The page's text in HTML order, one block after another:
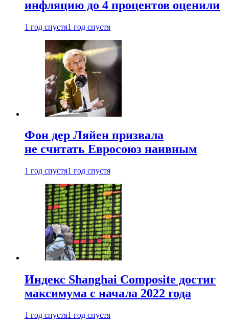
инфляцию до 4 процентов оценили
1 год спустя1 год спустя
Фон дер Ляйен призвала
не считать Евросоюз наивным
1 год спустя1 год спустя
Индекс Shanghai Composite достиг
максимума с начала 2022 года
1 год спустя1 год спустя